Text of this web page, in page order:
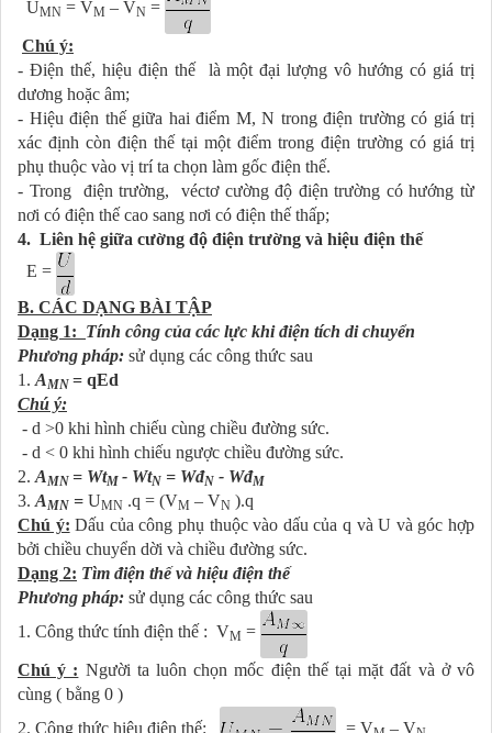
UMN = VM – VN =
Chú ý:
- Điện thế, hiệu điện thế là một đại lượng vô hướng có giá trị
dương hoặc âm;
- Hiệu điện thế giữa hai điểm M, N trong điện trường có giá trị
xác định còn điện thế tại một điểm trong điện trường có giá trị
phụ thuộc vào vị trí ta chọn làm gốc điện thế.
- Trong điện trường, véctơ cường độ điện trường có hướng từ
nơi có điện thế cao sang nơi có điện thế thấp;
4. Liên hệ giữa cường độ điện trường và hiệu điện thế
E =
B. CÁC DẠNG BÀI TẬP
Dạng 1: Tính công của các lực khi điện tích di chuyển
Phương pháp: sử dụng các công thức sau
1. A MN = qEd
Chú ý:
- d >0 khi hình chiếu cùng chiều đường sức.
- d < 0 khi hình chiếu ngược chiều đường sức.
2. A MN = WtM - WtN = WđN - WđM
3. A MN = UMN .q = (VM – VN ).q
Chú ý: Dấu của công phụ thuộc vào dấu của q và U và góc hợp
bởi chiều chuyển dời và chiều đường sức.
Dạng 2: Tìm điện thế và hiệu điện thế
Phương pháp: sử dụng các công thức sau
1. Công thức tính điện thế : VM =
Chú ý : Người ta luôn chọn mốc điện thế tại mặt đất và ở vô
cùng ( bằng 0 )
2. Công thức hiệu điện thế:
= V – V